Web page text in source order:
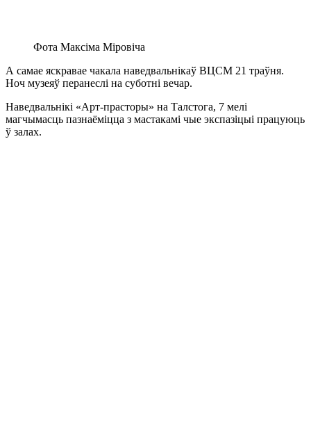
Фота Максіма Міровіча
А самае яскравае чакала наведвальнікаў ВЦСМ 21 траўня.
Ноч музеяў перанеслі на суботні вечар.
Наведвальнікі «Арт-прасторы» на Талстога, 7 мелі
магчымасць пазнаёміцца з мастакамі чые экспазіцыі працуюць
ў залах.